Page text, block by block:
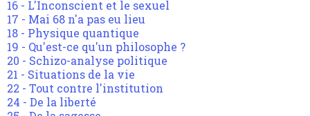
16 - L'Inconscient et le sexuel
17 - Mai 68 n'a pas eu lieu
18 - Physique quantique
19 - Qu'est-ce qu'un philosophe ?
20 - Schizo-analyse politique
21 - Situations de la vie
22 - Tout contre l'institution
24 - De la liberté